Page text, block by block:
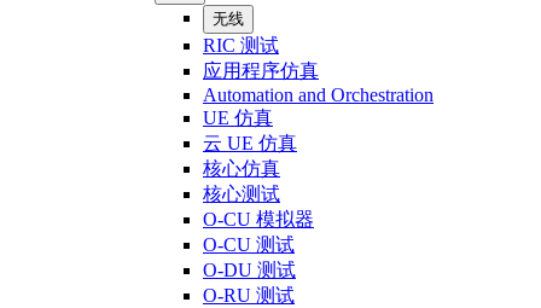
无线
RIC 测试
应用程序仿真
Automation and Orchestration
UE 仿真
云 UE 仿真
核心仿真
核心测试
O-CU 模拟器
O-CU 测试
O-DU 测试
O-RU 测试